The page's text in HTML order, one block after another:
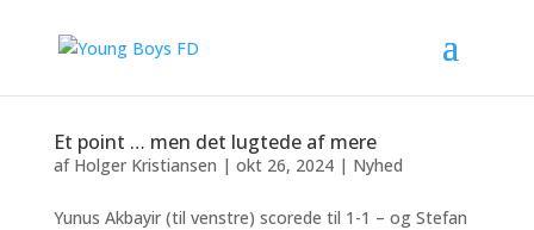
Et point … men det lugtede af mere
af Holger Kristiansen | okt 26, 2024| Nyhed
Yunus Akbayir (til venstre) scorede til 1-1 – og Stefan